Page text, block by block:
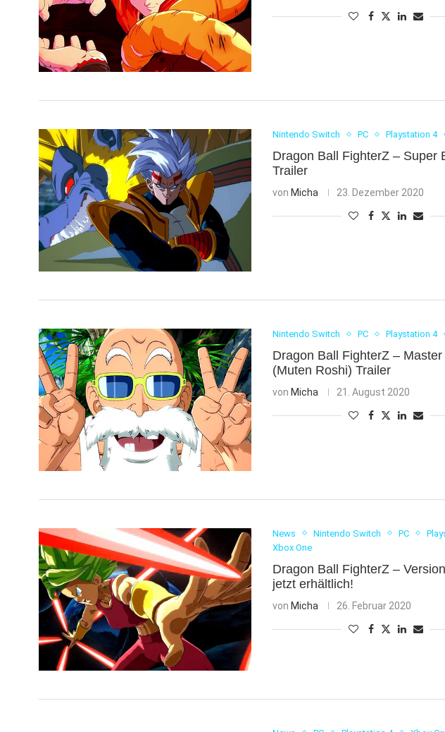
Nintendo Switch PC Playstation 4
Dragon Ball FighterZ – Super
Trailer
von Micha 23. Dezember 2020
Nintendo Switch PC Playstation 4
Dragon Ball FighterZ – Master
(Muten Roshi) Trailer
von Micha 21. August 2020
News Nintendo Switch PC
Xbox One
Dragon Ball FighterZ –
jetzt erhältlich!
von Micha 26. Februar 2020